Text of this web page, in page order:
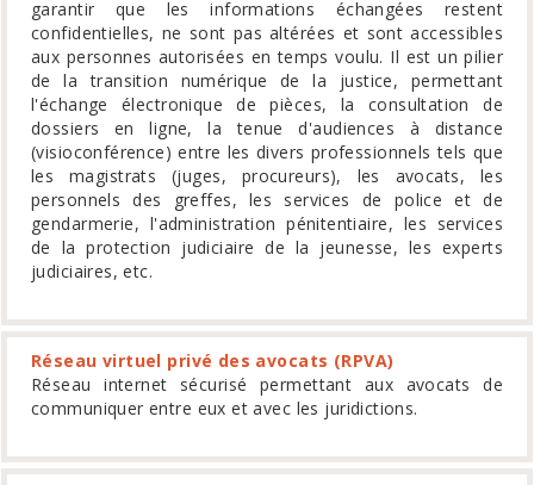
garantir que les informations échangées restent
confidentielles, ne sont pas altérées et sont accessibles
aux personnes autorisées en temps voulu. Il est un pilier
de la transition numérique de la justice, permettant
l'échange électronique de pièces, la consultation de
dossiers en ligne, la tenue d'audiences à distance
(visioconférence) entre les divers professionnels tels que
les magistrats (juges, procureurs), les avocats, les
personnels des greffes, les services de police et de
gendarmerie, l'administration pénitentiaire, les services
de la protection judiciaire de la jeunesse, les experts
judiciaires, etc.
Réseau virtuel privé des avocats (RPVA)
Réseau internet sécurisé permettant aux avocats de
communiquer entre eux et avec les juridictions.